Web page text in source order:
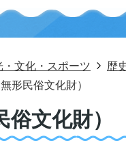
・文化・スポーツ 歴
形民俗文化財）
文化財）